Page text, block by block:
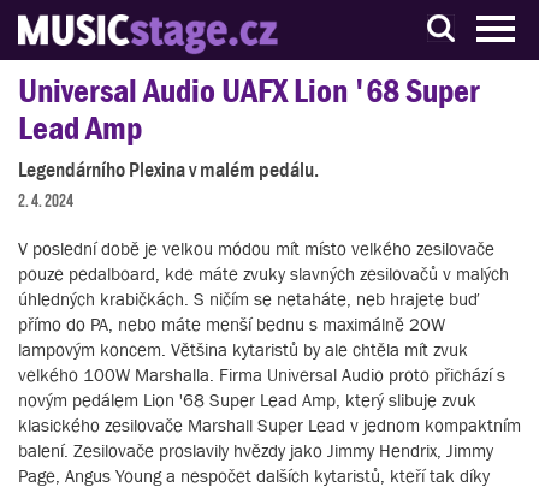
S muzikanty pro muzikanty
Universal Audio UAFX Lion '68 Super
Lead Amp
Legendárního Plexina v malém pedálu.
2. 4. 2024
V poslední době je velkou módou mít místo velkého zesilovače
pouze pedalboard, kde máte zvuky slavných zesilovačů v malých
úhledných krabičkách. S ničím se netaháte, neb hrajete buď
přímo do PA, nebo máte menší bednu s maximálně 20W
lampovým koncem. Většina kytaristů by ale chtěla mít zvuk
velkého 100W Marshalla. Firma Universal Audio proto přichází s
novým pedálem Lion '68 Super Lead Amp, který slibuje zvuk
klasického zesilovače Marshall Super Lead v jednom kompaktním
balení. Zesilovače proslavily hvězdy jako Jimmy Hendrix, Jimmy
Page, Angus Young a nespočet dalších kytaristů, kteří tak díky